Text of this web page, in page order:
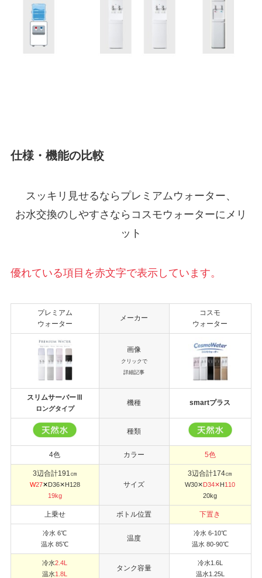
仕様・機能の比較
スッキリ見せるならプレミアムウォーター、
お水交換のしやすさならコスモウォーターにメリ
ット
優れている項目を赤文字で表示しています。
プレミアム
ウォーター
メーカー
コスモ
ウォーター
画像
クリックで
詳細記事
スリムサーバーⅢ
ロングタイプ
機種 smartプラス
種類
4色 カラー 5色
3辺合計191㎝
W27✕D36✕H128
19kg
サイズ
3辺合計174㎝
W30✕D34✕H110
20kg
上乗せ ボトル位置 下置き
冷水 6℃
温水 85℃
温度
冷水 6-10℃
温水 80-90℃
冷水2.4L
温水1.8L
タンク容量
冷水1.6L
温水1.25L